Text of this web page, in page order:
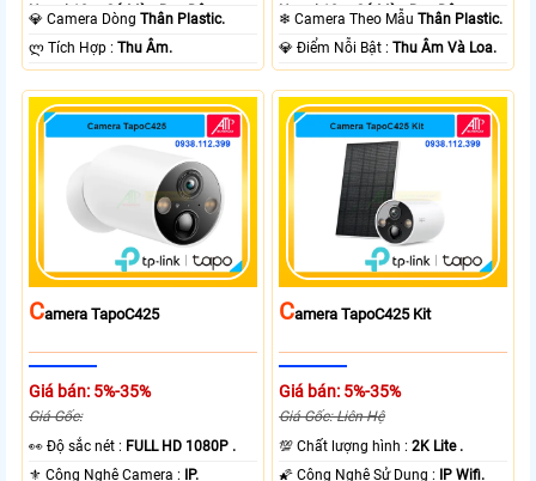
Ngoại 10m Có Màu Ban Ðêm.
💎 Camera DòngThân Plastic.
️ლ Tích Hợp :Thu Âm.
Ngoại 10m Có Màu Ban Ðêm.
❄ Camera Theo MẫuThân Plastic.
️💎 Điểm Nỗi Bật :Thu Âm Và Loa.
CAmera TapoC425
Giá bán: 5%-35%
Giá Gốc:
️👀 Độ sắc nét : FULL HD 1080P .
⚜️ Công Nghệ Camera : IP.
CAmera TapoC425 Kit
Giá bán: 5%-35%
Giá Gốc: Liên Hệ
💯 Chất lượng hình :2K Lite .
🌠 Công Nghệ Sử Dụng : IP Wifi.